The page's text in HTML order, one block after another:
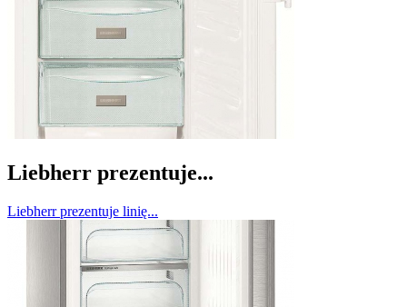
Liebherr prezentuje...
Liebherr prezentuje linię...